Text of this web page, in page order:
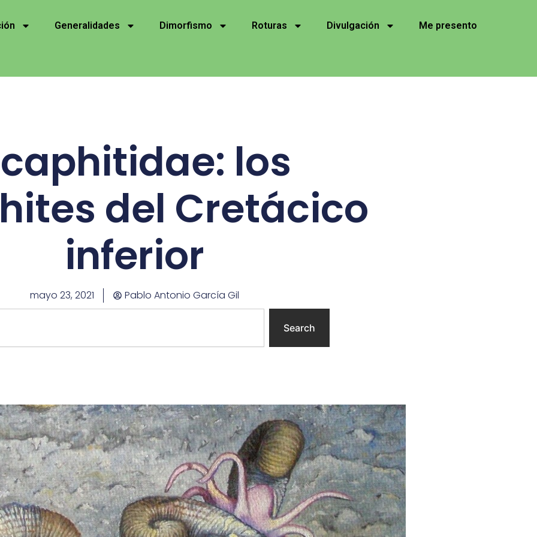
Generalidades Dimorfismo Roturas Divulgación Me presento
los
del Cretácico
inferior
mayo 23, 2021 Pablo Antonio García Gil
Search